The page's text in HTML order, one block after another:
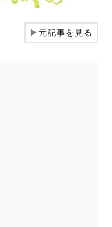
▶元記事を見る